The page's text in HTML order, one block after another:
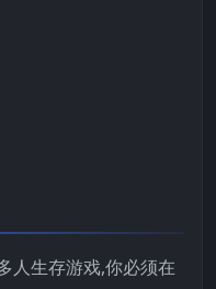
人生存游戏,你必须在